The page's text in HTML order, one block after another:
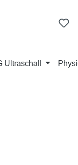
Ultraschall